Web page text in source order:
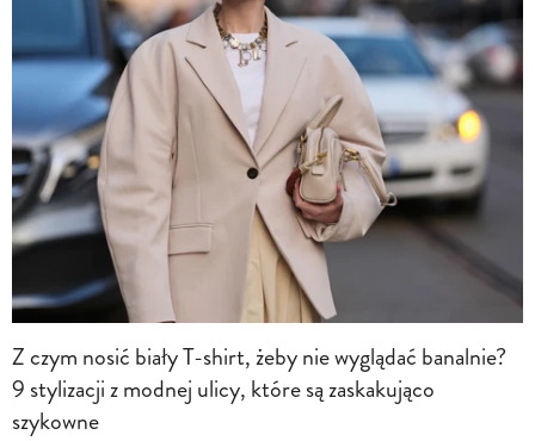
Z czym nosić biały T-shirt, żeby nie wyglądać banalnie?
9 stylizacji z modnej ulicy, które są zaskakująco
szykowne